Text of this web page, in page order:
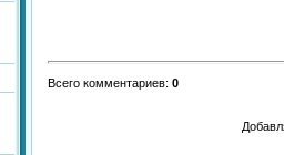
Всего комментариев: 0